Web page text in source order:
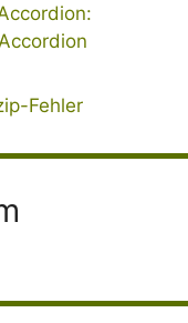
Fehler